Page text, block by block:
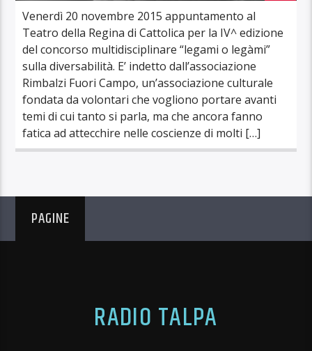
Venerdì 20 novembre 2015 appuntamento al
Teatro della Regina di Cattolica per la IV^ edizione
del concorso multidisciplinare “legami o legàmi”
sulla diversabilità. E’ indetto dall’associazione
Rimbalzi Fuori Campo, un’associazione culturale
fondata da volontari che vogliono portare avanti
temi di cui tanto si parla, ma che ancora fanno
fatica ad attecchire nelle coscienze di molti […]
PAGINE
RADIO TALPA